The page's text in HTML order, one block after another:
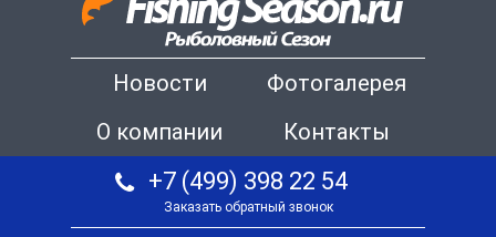
Новости
Фотогалерея
О компании
Контакты
+7 (499) 398 22 54
Заказать обратный звонок